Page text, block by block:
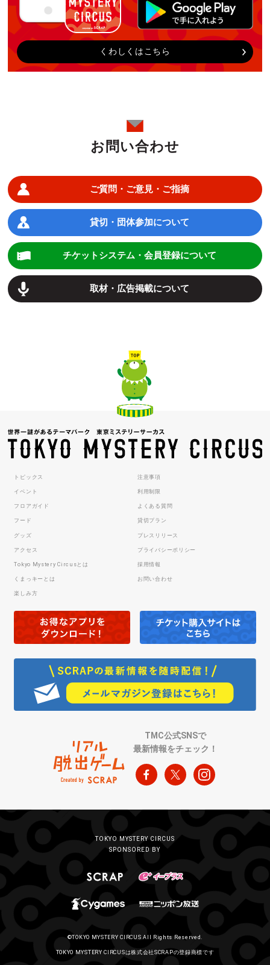
くわしくはこちら
お問い合わせ
ご質問・ご意見・ご指摘
貸切・団体参加について
チケットシステム・会員登録について
取材・広告掲載について
トピックス
イベント
フロアガイド
フード
グッズ
アクセス
Tokyo Mystery Circusとは
くまっキーとは
楽しみ方
注意事項
利用制限
よくある質問
貸切プラン
プレスリリース
プライバシーポリシー
採用情報
お問い合わせ
TMC公式SNSで
最新情報をチェック！
TOKYO MYSTERY CIRCUS
SPONSORED BY
©TOKYO MYSTERY CIRCUS All Rights Reserved.
TOKYO MYSTERY CIRCUSは株式会社SCRAPの登録商標です